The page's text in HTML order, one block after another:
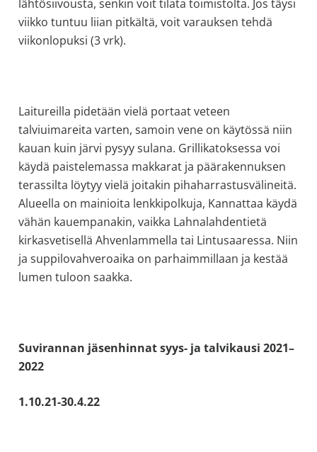
lähtösiivousta, senkin voit tilata toimistolta. Jos täysi
viikko tuntuu liian pitkältä, voit varauksen tehdä
viikonlopuksi (3 vrk).
Laitureilla pidetään vielä portaat veteen
talviuimareita varten, samoin vene on käytössä niin
kauan kuin järvi pysyy sulana. Grillikatoksessa voi
käydä paistelemassa makkarat ja päärakennuksen
terassilta löytyy vielä joitakin pihaharrastusvälineitä.
Alueella on mainioita lenkkipolkuja, Kannattaa käydä
vähän kauempanakin, vaikka Lahnalahdentietä
kirkasvetisellä Ahvenlammella tai Lintusaaressa. Niin
ja suppilovahveroaika on parhaimmillaan ja kestää
lumen tuloon saakka.
Suvirannan jäsenhinnat syys- ja talvikausi 2021–
2022
1.10.21-30.4.22